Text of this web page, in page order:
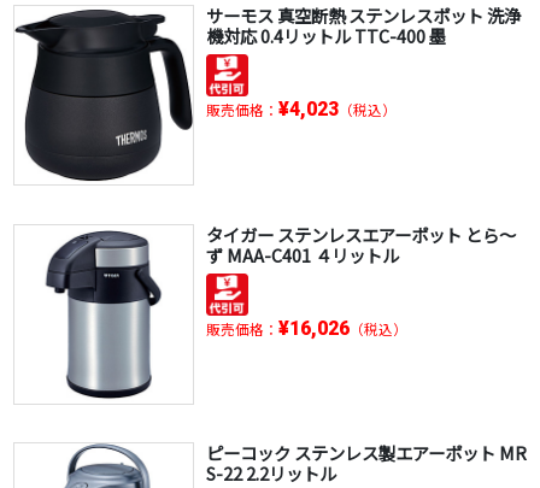
サーモス 真空断熱 ステンレスポット 洗浄
機対応 0.4リットル TTC-400 墨
販売価格： ¥4,023（税込）
タイガー ステンレスエアーポット とら～
ず MAA-C401 ４リットル
販売価格： ¥16,026（税込）
ピーコック ステンレス製エアーポット MR
S-22 2.2リットル